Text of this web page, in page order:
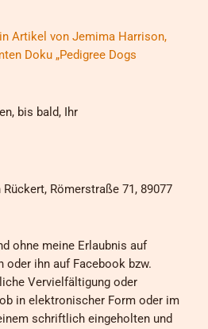
Artikel von Jemima Harrison,
Doku „Pedigree Dogs
bis bald, Ihr
Römerstraße 71, 89077
ohne meine Erlaubnis auf
oder ihn auf Facebook bzw.
Vervielfältigung oder
in elektronischer Form oder im
schriftlich eingeholten und